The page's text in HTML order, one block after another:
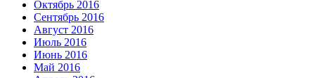
Октябрь 2016
Сентябрь 2016
Август 2016
Июль 2016
Июнь 2016
Май 2016